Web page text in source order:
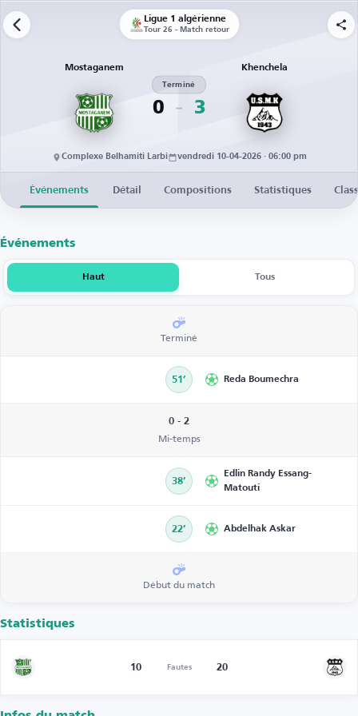
Ligue 1 algérienne
Tour 26 - Match retour
Mostaganem
0
Terminé
3
Khenchela
Complexe Belhamiti Larbi vendredi 10-04-2026 · 06:00 pm
Événements Détail Compositions Statistiques
Événements
Haut Tous
Terminé
51’ Reda Boumechra
0 - 2
Mi-temps
38’
Edlin Randy Essang-
Matouti
22’ Abdelhak Askar
Début du match
Statistiques
10 Fautes 20